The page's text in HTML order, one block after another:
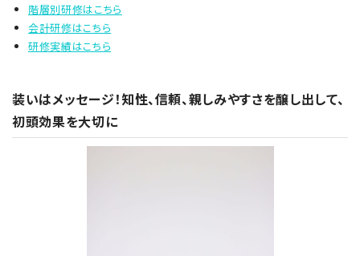
階層別研修はこちら
会計研修はこちら
研修実績はこちら
装いはメッセージ！知性、信頼、親しみやすさを醸し出して、
初頭効果を大切に